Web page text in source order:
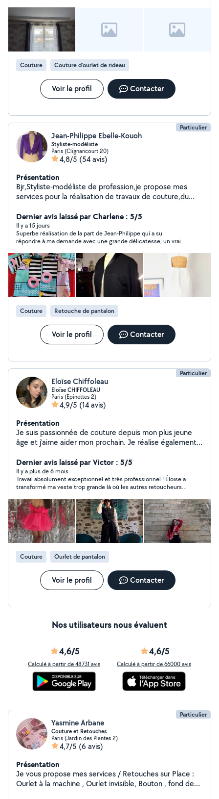
Couture Couture d'ourlet de rideau
Voir le profil Contacter
Particulier
Jean-Philippe Ebelle-Kouoh
Styliste-modéliste
Paris (Clignancourt 20)
4,8/5 (54 avis)
Présentation
Bjr,Styliste-modéliste de profession,je propose mes
services pour la réalisation de travaux de couture,du
l'envie.Je dispense egalement des cours de couture et
de modélisme adaptés à tous niveaux.
Dernier avis laissé par Charlene : 5/5
Il y a 15 jours
Superbe réalisation de la part de Jean-Philippe qui a su
répondre à ma demande avec une grande délicatesse, un vrai
Merci Jean-Philippe pour vos bons services.
Couture Retouche de pantalon
Voir le profil Contacter
Particulier
Eloïse Chiffoleau
Eloïse CHIFFOLEAU
Paris (Epinettes 2)
4,9/5 (14 avis)
Présentation
Je suis passionnée de couture depuis mon plus jeune
âge et j'aime aider mon prochain. Je réalise également
comme de futures marques qui souhaitent faire
développer leurs produits en usine. Je fais également
du montage vidéo à mes heures perdues. Je suis
agréable et m'adapte facilement aux situations !
Dernier avis laissé par Victor : 5/5
Il y a plus de 6 mois
Travail absolument exceptionnel et très professionnel ! Éloïse a
transformé ma veste trop grande là où les autres retoucheurs
boutons et rivets peints en ivoire, étiquettes retirées, finitions
impeccables. Résultat : une pièce unique et élégante. Manteau
noir et polo repris avec le même soin. Pro, rigoureuse, honnête,
je la recommande pour retouches ou projets complexes ! Merci
Éloïse !
Couture Ourlet de pantalon
Voir le profil Contacter
Nos utilisateurs nous évaluent
4,6/5
Calculé à partir de 48731 avis
4,6/5
Calculé à partir de 66000 avis
Particulier
Yasmine Arbane
Couture et Retouches
Paris (Jardin des Plantes 2)
4,7/5 (6 avis)
Présentation
Je vous propose mes services / Retouches sur Place :
Ourlet à la machine , Ourlet invisible, Bouton , fond de